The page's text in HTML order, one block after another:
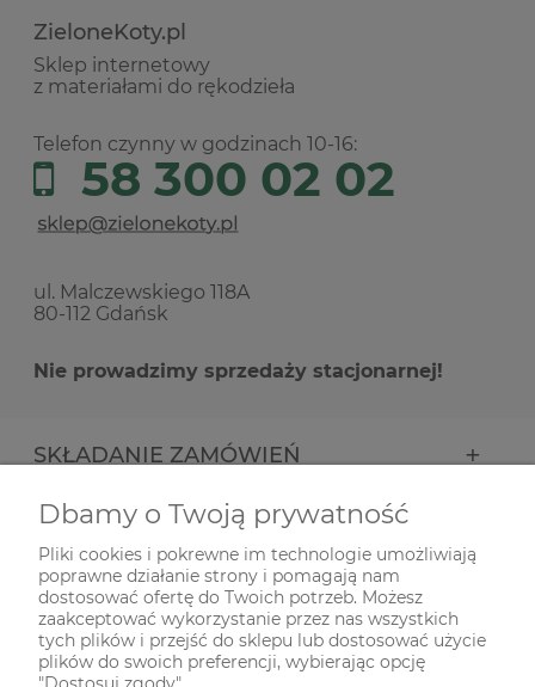
ZieloneKoty.pl
Sklep internetowy
z materiałami do rękodzieła
Telefon czynny w godzinach 10-16:
58 300 02 02
ul. Malczewskiego 118A
80-112 Gdańsk
Nie prowadzimy sprzedaży stacjonarnej!
SKŁADANIE ZAMÓWIEŃ
INFORMACJE
ODWIEDŹ NAS NA
Dbamy o Twoją prywatność
Pliki cookies i pokrewne im technologie umożliwiają
poprawne działanie strony i pomagają nam
dostosować ofertę do Twoich potrzeb. Możesz
zaakceptować wykorzystanie przez nas wszystkich
tych plików i przejść do sklepu lub dostosować użycie
plików do swoich preferencji, wybierając opcję